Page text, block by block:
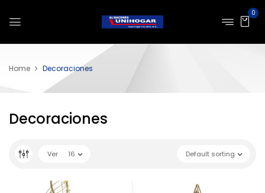
0
Home Decoraciones
Decoraciones
Default sorting
Ver 16